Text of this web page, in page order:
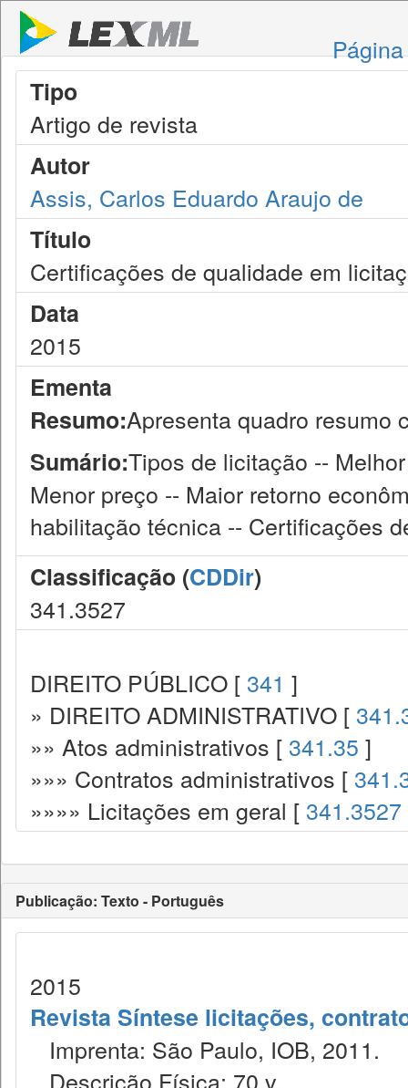
Tipo
Artigo de revista
Autor
Assis, Carlos Eduardo Araujo de
Título
Certificações de qualidade em
Data
2015
Ementa
Resumo:Apresenta quadro resumo
Sumário:Tipos de licitação --
Menor preço -- Maior retorno
habilitação técnica -- Certificações
Classificação (CDDir)
341.3527
DIREITO PÚBLICO [ 341 ]
» DIREITO ADMINISTRATIVO [
»» Atos administrativos [ 341.35 ]
»»» Contratos administrativos [
»»»» Licitações em geral [ 341.3527
Publicação: Texto - Português
2015
Revista Síntese licitações,
Imprenta: São Paulo, IOB, 2011.
Descrição Física: 70 v.